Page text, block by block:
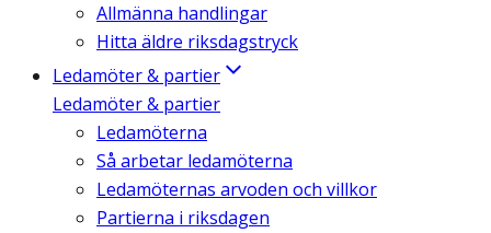
Allmänna handlingar
Hitta äldre riksdagstryck
Ledamöter & partier
Ledamöter & partier
Ledamöterna
Så arbetar ledamöterna
Ledamöternas arvoden och villkor
Partierna i riksdagen